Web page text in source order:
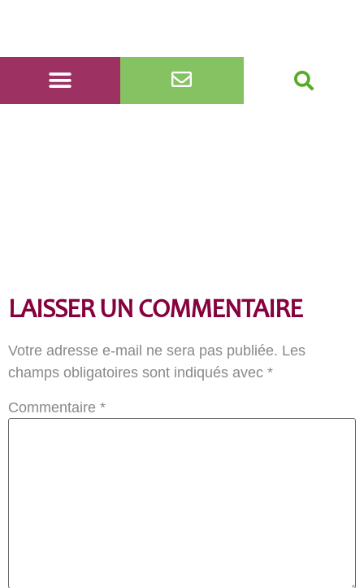
LAISSER UN COMMENTAIRE
Votre adresse e-mail ne sera pas publiée. Les
champs obligatoires sont indiqués avec *
Commentaire *